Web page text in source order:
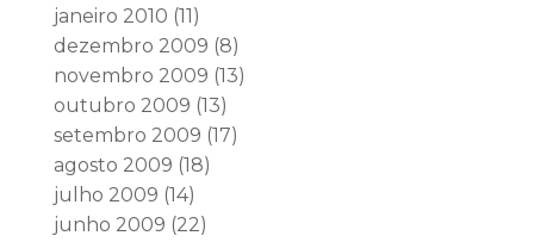
janeiro 2010 (11)
dezembro 2009 (8)
novembro 2009 (13)
outubro 2009 (13)
setembro 2009 (17)
agosto 2009 (18)
julho 2009 (14)
junho 2009 (22)